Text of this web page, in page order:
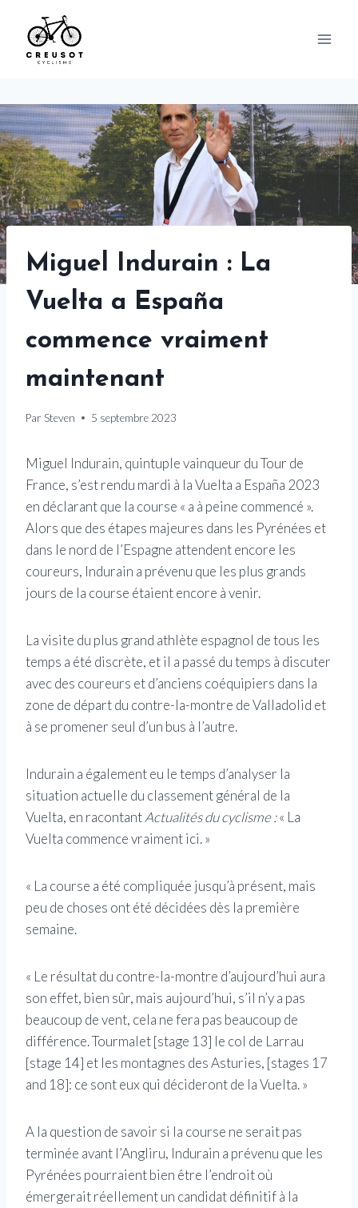
content
Miguel Indurain : La
Vuelta a España
commence vraiment
maintenant
Par Steven 5 septembre 2023
Miguel Indurain, quintuple vainqueur du Tour de
France, s’est rendu mardi à la Vuelta a España 2023
en déclarant que la course « a à peine commencé ».
Alors que des étapes majeures dans les Pyrénées et
dans le nord de l’Espagne attendent encore les
coureurs, Indurain a prévenu que les plus grands
jours de la course étaient encore à venir.
La visite du plus grand athlète espagnol de tous les
temps a été discrète, et il a passé du temps à discuter
avec des coureurs et d’anciens coéquipiers dans la
zone de départ du contre-la-montre de Valladolid et
à se promener seul d’un bus à l’autre.
Indurain a également eu le temps d’analyser la
situation actuelle du classement général de la
Vuelta, en racontantActualités du cyclisme :« La
Vuelta commence vraiment ici. »
« La course a été compliquée jusqu’à présent, mais
peu de choses ont été décidées dès la première
semaine.
« Le résultat du contre-la-montre d’aujourd’hui aura
son effet, bien sûr, mais aujourd’hui, s’il n’y a pas
beaucoup de vent, cela ne fera pas beaucoup de
différence. Tourmalet [stage 13] le col de Larrau
[stage 14] et les montagnes des Asturies, [stages 17
and 18]: ce sont eux qui décideront de la Vuelta. »
A la question de savoir si la course ne serait pas
terminée avant l’Angliru, Indurain a prévenu que les
Pyrénées pourraient bien être l’endroit où
émergerait réellement un candidat définitif à la